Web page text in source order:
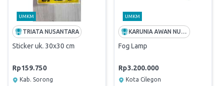
UMKM
TRIATA NUSANTARA
Sticker uk. 30x30 cm
Rp159.750
Kab. Sorong
UMKM
KARUNIA AWAN NUSANTARA
Fog Lamp
Rp3.200.000
Kota Cilegon